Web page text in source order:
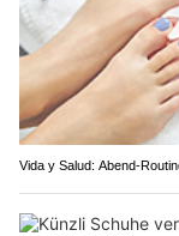
Vida y Salud: Abend-